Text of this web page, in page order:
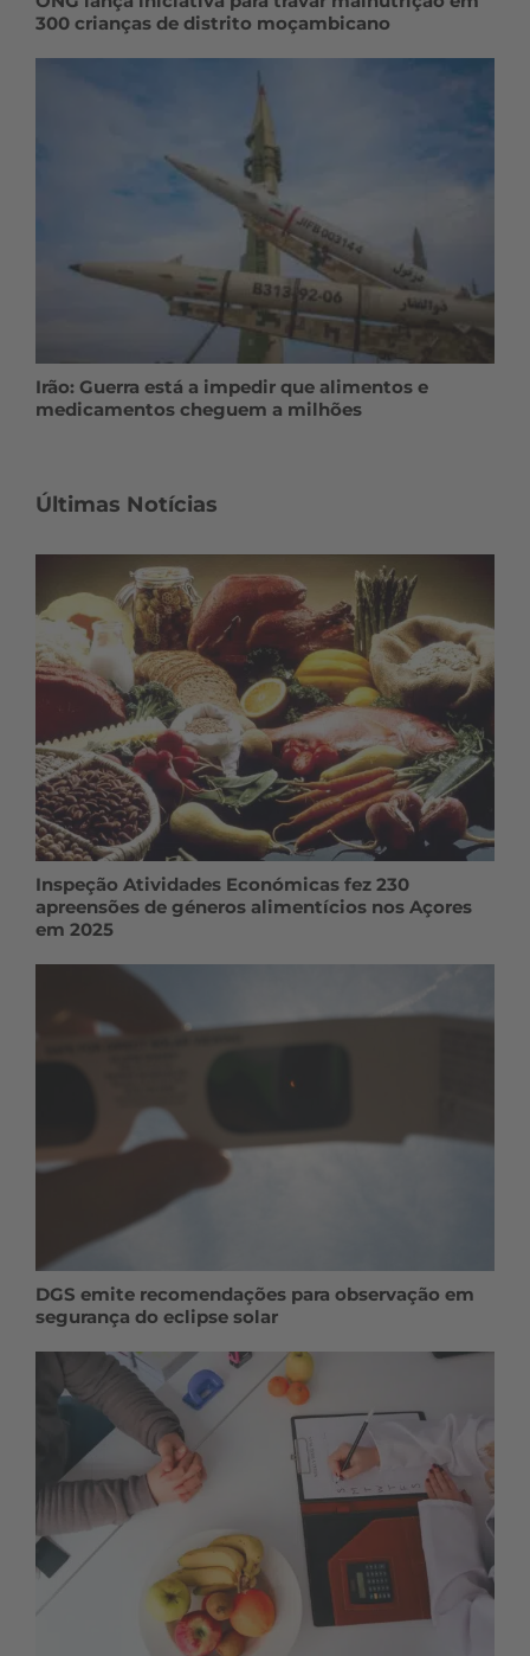
300 crianças de distrito moçambicano
Irão: Guerra está a impedir que alimentos e
medicamentos cheguem a milhões
Últimas Notícias
Inspeção Atividades Económicas fez 230
apreensões de géneros alimentícios nos Açores
em 2025
DGS emite recomendações para observação em
segurança do eclipse solar